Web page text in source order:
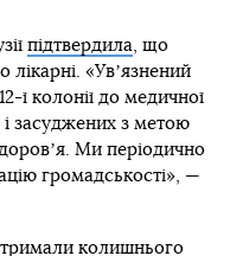
підтвердила, що
лікарні. «Увʼязнений
ї колонії до медичної
засуджених з метою
Ми періодично
громадськості», —
колишнього